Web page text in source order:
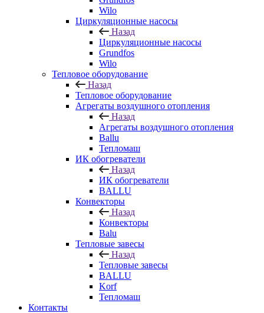
Wilo
Циркуляционные насосы
Назад
Циркуляционные насосы
Grundfos
Wilo
Тепловое оборудование
Назад
Тепловое оборудование
Агрегаты воздушного отопления
Назад
Агрегаты воздушного отопления
Ballu
Тепломаш
ИК обогреватели
Назад
ИК обогреватели
BALLU
Конвекторы
Назад
Конвекторы
Balu
Тепловые завесы
Назад
Тепловые завесы
BALLU
Korf
Тепломаш
Контакты